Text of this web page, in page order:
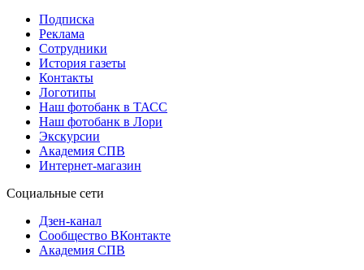
Подписка
Реклама
Сотрудники
История газеты
Контакты
Логотипы
Наш фотобанк в ТАСС
Наш фотобанк в Лори
Экскурсии
Академия СПВ
Интернет-магазин
Социальные сети
Дзен-канал
Сообщество ВКонтакте
Академия СПВ